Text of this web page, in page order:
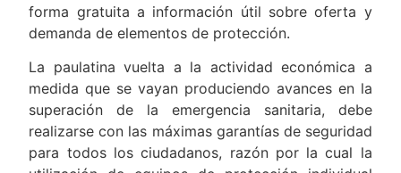
forma gratuita a información útil sobre oferta y
demanda de elementos de protección.
La paulatina vuelta a la actividad económica a
medida que se vayan produciendo avances en la
superación de la emergencia sanitaria, debe
realizarse con las máximas garantías de seguridad
para todos los ciudadanos, razón por la cual la